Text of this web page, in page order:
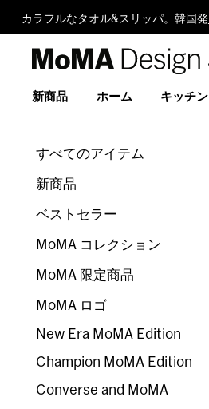
カラフルなタオル&スリッパ。韓国発
新商品 ホーム キッチン
すべてのアイテム
新商品
ベストセラー
MoMA コレクション
MoMA 限定商品
MoMA ロゴ
New Era MoMA Edition
Champion MoMA Edition
Converse and MoMA